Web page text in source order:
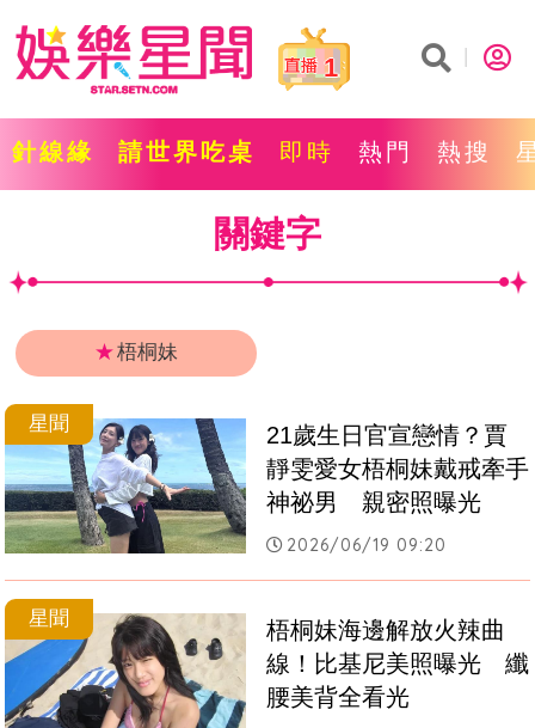
1
針線緣 請世界吃桌 即時 熱門 熱搜
關鍵字
★梧桐妹
星聞
21歲生日官宣戀情？賈
靜雯愛女梧桐妹戴戒牽手
神祕男　親密照曝光
2026/06/19 09:20
星聞
梧桐妹海邊解放火辣曲
線！比基尼美照曝光　纖
腰美背全看光